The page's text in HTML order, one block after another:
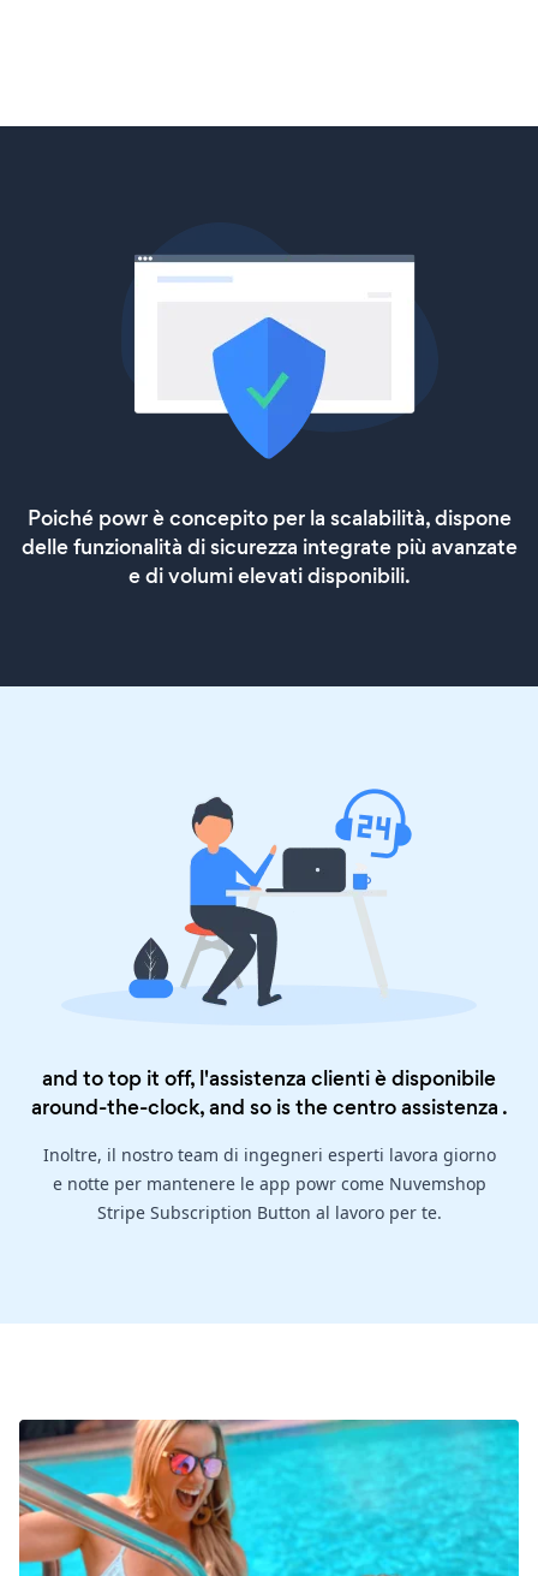
Poiché powr è concepito per la scalabilità, dispone
delle funzionalità di sicurezza integrate più avanzate
e di volumi elevati disponibili.
and to top it off, l'assistenza clienti è disponibile
around-the-clock, and so is thecentro assistenza .
Inoltre, il nostro team di ingegneri esperti lavora giorno
e notte per mantenere le app powr come Nuvemshop
Stripe Subscription Button al lavoro per te.